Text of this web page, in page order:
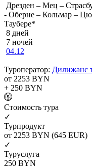
Дрезден – Мец –
- Оберне – Кольмар –
Таубере*
8 дней
7 ночей
04.12
Туроператор: Дилижанс
от 2253 BYN
+ 250 BYN
Cтоимость тура
✓
Турпродукт
от 2253 BYN (645 EUR)
✓
Туруслуга
250 BYN